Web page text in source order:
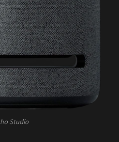
Studio